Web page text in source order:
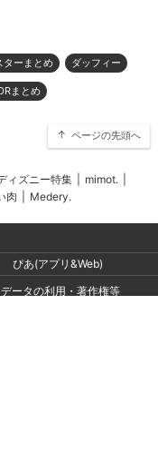
ターまとめ ダッフィー
まとめ
ページの先頭へ
ィズニー特集 mimot.
肉 Medery.
ぴあ(アプリ&Web)
ータの利用・著作権等